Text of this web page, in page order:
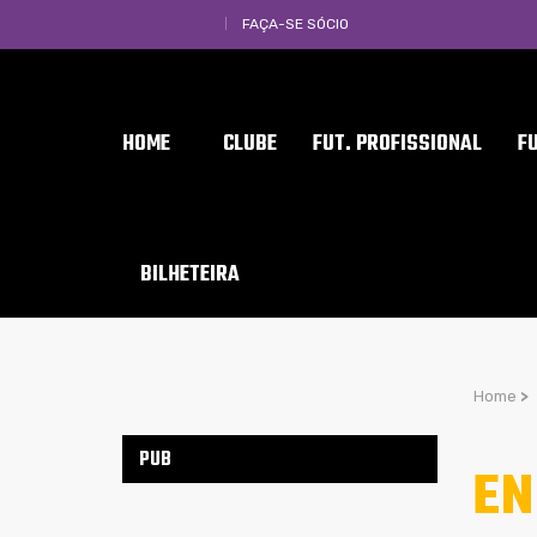
FAÇA-SE SÓCIO
HOME CLUBE FUT. PROFISSIONAL
BILHETEIRA
Home >
PUB